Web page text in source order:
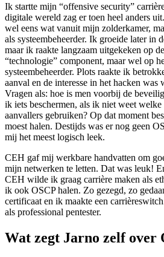
Ik startte mijn “offensive security”
digitale wereld zag er toen heel anders
wel eens wat vanuit mijn zolderkamer,
als systeembeheerder. Ik groeide later in
maar ik raakte langzaam uitgekeken op
“technologie” component, maar wel op
systeembeheerder. Plots raakte ik
aanval en de interesse in het hacken was
Vragen als: hoe is men voorbij de
ik iets beschermen, als ik niet weet welke
aanvallers gebruiken? Op dat moment
moest halen. Destijds was er nog geen
mij het meest logisch leek.
CEH gaf mij werkbare handvatten om
mijn netwerken te letten. Dat was leuk!
CEH wilde ik graag carrière maken als
ik ook OSCP halen. Zo gezegd, zo
certificaat en ik maakte een
als professional pentester.
Wat zegt Jarno zelf over